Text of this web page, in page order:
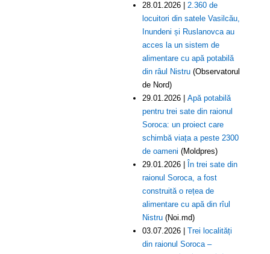
28.01.2026 | 2.360 de
locuitori din satele Vasilcău,
Inundeni și Ruslanovca au
acces la un sistem de
alimentare cu apă potabilă
din râul Nistru(Observatorul
de Nord)
29.01.2026 | Apă potabilă
pentru trei sate din raionul
Soroca: un proiect care
schimbă viața a peste 2300
de oameni (Moldpres)
29.01.2026 |
În trei sate din
raionul Soroca, a fost
construită o rețea de
alimentare cu apă din rîul
Nistru(Noi.md)
03.07.2026 | Trei localități
din raionul Soroca –